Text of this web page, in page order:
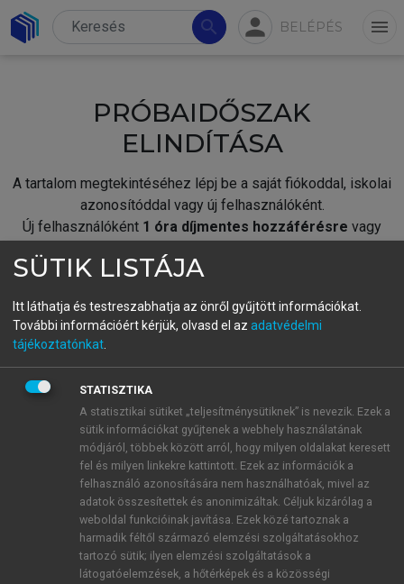
search person BELÉPÉS menu
PRÓBAIDŐSZAK
ELINDÍTÁSA
A tartalom megtekintéséhez lépj be a saját fiókoddal, iskolai
azonosítóddal vagy új felhasználóként.
Új felhasználóként 1 óra díjmentes hozzáférésre vagy
fiókoddal,vagy hozz létre új fiókot.
A regisztráció után apróbaidőszakautomatikusan
BELÉPÉS SAJÁT FIÓKKAL
ÚJ FIÓK LÉTREHOZÁSA
1 óra díjmentes hozzáférés
E-MAIL-CÍM
SÜTIK LISTÁJA
Itt láthatja és testreszabhatja az önről gyűjtött információkat.
További információért kérjük, olvasd el az adatvédelmi
tájékoztatónkat
STATISZTIKA
A statisztikai sütiket „teljesítménysütiknek” is nevezik. Ezek a
sütik információkat gyűjtenek a webhely használatának
módjáról, többek között arról, hogy milyen oldalakat keresett
fel és milyen linkekre kattintott. Ezek az információk a
felhasználó azonosítására nem használhatóak, mivel az
adatok összesítettek és anonimizáltak. Céljuk kizárólag a
weboldal funkcióinak javítása. Ezek közé tartoznak a
harmadik féltől származó elemzési szolgáltatásokhoz
tartozó sütik; ilyen elemzési szolgáltatások a
látogatóelemzések, a hőtérképek és a közösségi